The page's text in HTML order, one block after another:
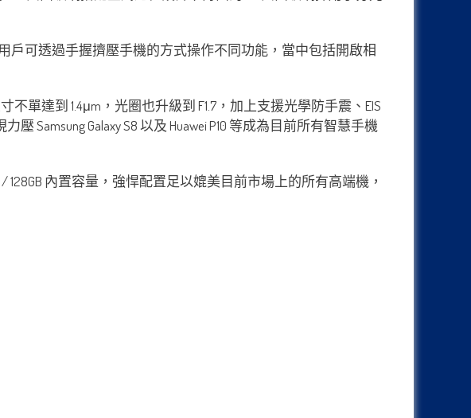
用戶可透過手握擠壓手機的方式操作不同功能，當中包括開啟相
不單達到 1.4μm，光圈也升級到 F1.7，加上支援光學防手震、EIS
Samsung Galaxy S8 以及 Huawei P10 等成為目前所有智慧手機
/ 128GB 內置容量，強悍配置足以媲美目前市場上的所有高端機，